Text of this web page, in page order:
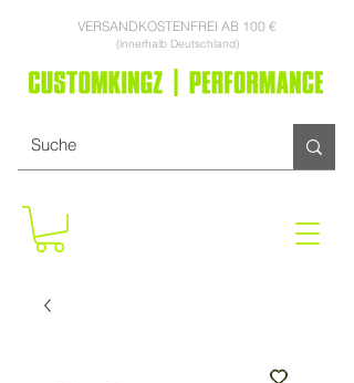
VERSANDKOSTENFREI AB 100 €
(innerhalb Deutschland)